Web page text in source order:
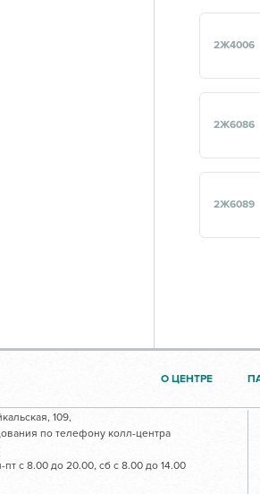
2Ж4006
2Ж6086
2Ж6089
О ЦЕНТРЕ
109,
по телефону колл-центра
с 8.00 до 20.00, сб с 8.00 до 14.00